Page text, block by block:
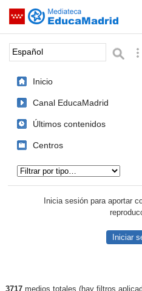
Saltar navegación
Palabra o frase:
Inicio
Canal EducaMadrid
Últimos contenidos
Centros
Inicia sesión para aportar
Iniciar
3717medios totales (hay filtros